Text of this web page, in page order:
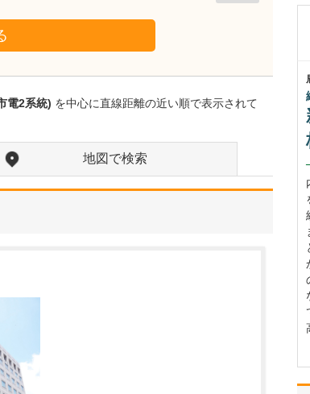
電2系統) を中心に直線距離の近い順で表示されて
地図で検索
鹿児島県鹿児島市
あいろ歯科医院
歯科医師を志したきっかけを教えてください。
中学生のときに出会った
女性の歯科医師に憧れた
ことです。幼い頃は「歯